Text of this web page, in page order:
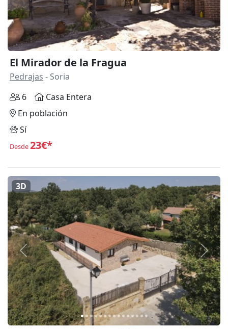
El Mirador de la Fragua
Pedrajas - Soria
6
Casa Entera
En población
Sí
Desde23€*
Anterior
3D